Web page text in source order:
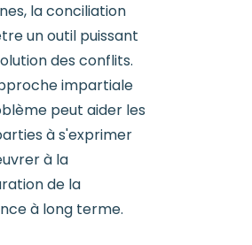
la conciliation
un outil puissant
des conflits.
impartiale
peut aider les
à s'exprimer
à la
de la
à long terme.